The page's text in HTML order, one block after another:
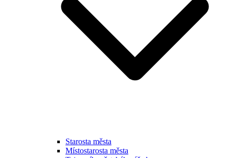
Starosta města
Místostarosta města